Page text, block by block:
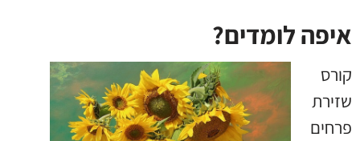
איפה לומדים?
קורס
שזירת
פרחים